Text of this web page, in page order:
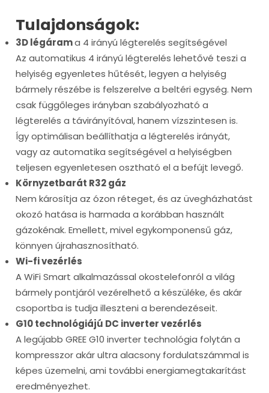
Tulajdonságok:
3D légárama 4 irányú légterelés segítségével
Az automatikus 4 irányú légterelés lehetővé teszi a
helyiség egyenletes hűtését, legyen a helyiség
bármely részébe is felszerelve a beltéri egység. Nem
csak függőleges irányban szabályozható a
légterelés a távirányítóval, hanem vízszintesen is.
Így optimálisan beállíthatja a légterelés irányát,
vagy az automatika segítségével a helyiségben
teljesen egyenletesen osztható el a befújt levegő.
Környzetbarát R32 gáz
Nem károsítja az ózon réteget, és az üvegházhatást
okozó hatása is harmada a korábban használt
gázokénak. Emellett, mivel egykomponensű gáz,
könnyen újrahasznosítható.
Wi-fi vezérlés
A WiFi Smart alkalmazással okostelefonról a világ
bármely pontjáról vezérelhető a készüléke, és akár
csoportba is tudja illeszteni a berendezéseit.
G10 technológiájú DC inverter vezérlés
A legújabb GREE G10 inverter technológia folytán a
kompresszor akár ultra alacsony fordulatszámmal is
képes üzemelni, ami további energiamegtakarítást
eredményezhet.